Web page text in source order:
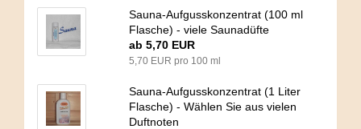
Sauna-Aufgusskonzentrat (100 ml
Flasche) - viele Saunadüfte
ab 5,70 EUR
5,70 EUR pro 100 ml
Sauna-Aufgusskonzentrat (1 Liter
Flasche) - Wählen Sie aus vielen
Duftnoten